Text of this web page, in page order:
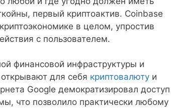
первый криптоактив. Coinbase
в целом, упростив
с пользователем.
финансовой инфраструктуры и
для себя криптовалюту и
Google демократизировал доступ
что позволило практически любому